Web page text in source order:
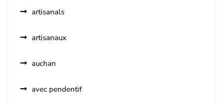
artisanals
artisanaux
auchan
avec pendentif